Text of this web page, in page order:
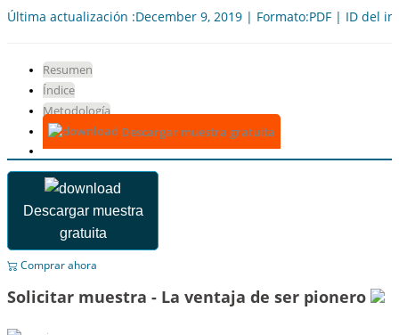
Última actualización :December 9, 2019 | Formato:PDF | ID del
Resumen
Índice
Metodología
Descargar muestra gratuita
Descargar muestra
gratuita
Comprar ahora
Solicitar muestra - La ventaja de ser pionero